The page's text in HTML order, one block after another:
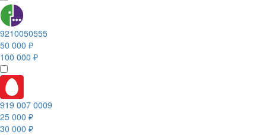
9210050555
50 000 ₽
100 000 ₽
919 007 0009
25 000 ₽
30 000 ₽